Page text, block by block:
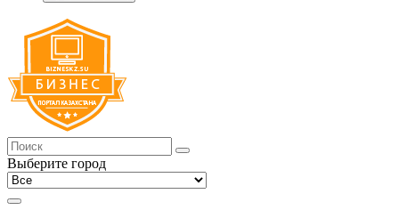
Выберите город